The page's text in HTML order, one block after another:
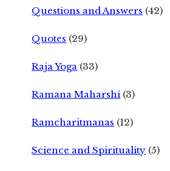
Questions and Answers (42)
Quotes (29)
Raja Yoga (33)
Ramana Maharshi (3)
Ramcharitmanas (12)
Science and Spirituality (5)